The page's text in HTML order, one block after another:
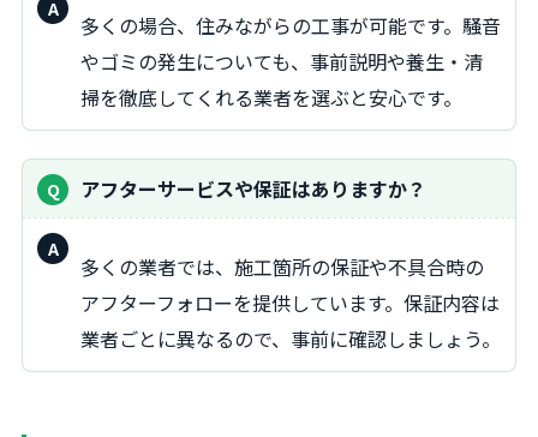
答：
多くの場合、住みながらの工事が可能です。騒音
やゴミの発生についても、事前説明や養生・清
掃を徹底してくれる業者を選ぶと安心です。
アフターサービスや保証はありますか？
答：
多くの業者では、施工箇所の保証や不具合時の
アフターフォローを提供しています。保証内容は
業者ごとに異なるので、事前に確認しましょう。